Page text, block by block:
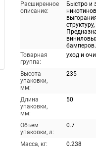
Расширенное
описание:
Быстро и
Товарная
группа:
уход и
Высота
упаковки,
мм:
235
Длина
упаковки,
мм:
50
Объем
упаковки, л:
0.7
Масса, кг:
0.238